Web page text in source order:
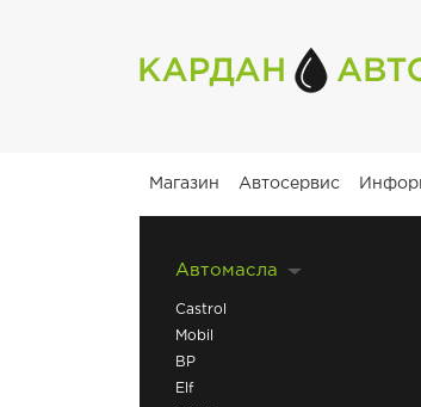
Магазин Автосервис
Автомасла
Castrol
Mobil
BP
Elf